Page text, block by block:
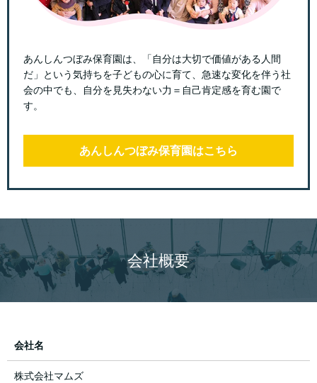
あんしんつぼみ保育園は、「自分は大切で価値がある人間
だ」という気持ちを子どもの心に育て、急速な変化を伴う社
会の中でも、自分を見失わない力＝自己肯定感を育む園で
す。
あんしんつぼみ保育園はこちら
会社概要
会社名
株式会社マムズ